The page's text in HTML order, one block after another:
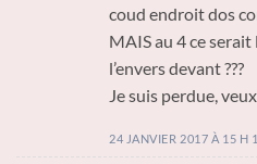
coud endroit dos
MAIS au 4 ce
l’envers devant ???
Je suis perdue,
24 JANVIER 2017 À 15 H